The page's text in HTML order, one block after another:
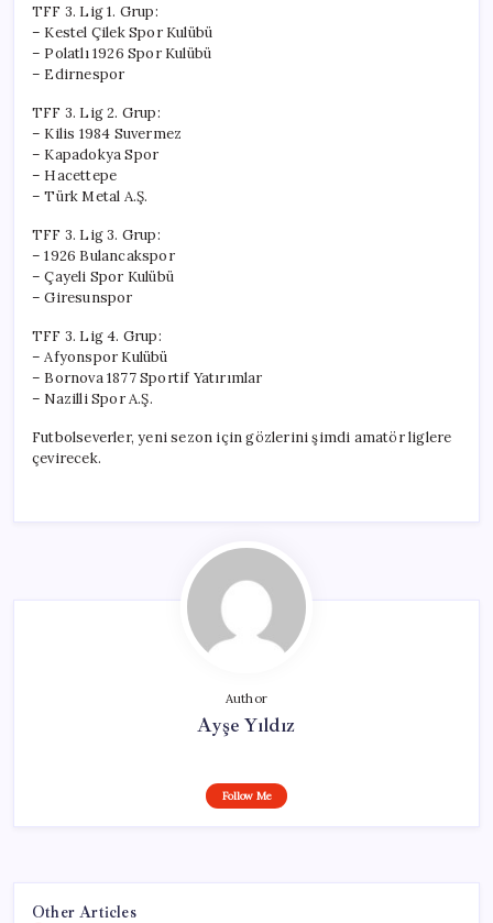
TFF 3. Lig 1. Grup:
– Kestel Çilek Spor Kulübü
– Polatlı 1926 Spor Kulübü
– Edirnespor
TFF 3. Lig 2. Grup:
– Kilis 1984 Suvermez
– Kapadokya Spor
– Hacettepe
– Türk Metal A.Ş.
TFF 3. Lig 3. Grup:
– 1926 Bulancakspor
– Çayeli Spor Kulübü
– Giresunspor
TFF 3. Lig 4. Grup:
– Afyonspor Kulübü
– Bornova 1877 Sportif Yatırımlar
– Nazilli Spor A.Ş.
Futbolseverler, yeni sezon için gözlerini şimdi amatör liglere
çevirecek.
Author
Ayşe Yıldız
Follow Me
Other Articles